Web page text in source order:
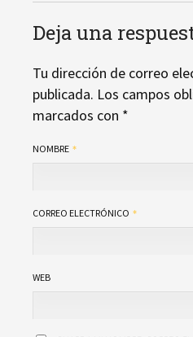
Deja una
Tu dirección de correo
publicada. Los campos
marcados con *
NOMBRE
CORREO ELECTRÓNICO
WEB